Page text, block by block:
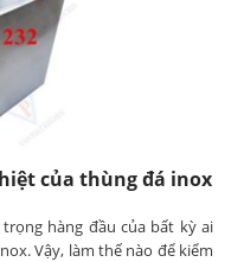
của thùng đá inox
hàng đầu của bất kỳ ai
Vậy, làm thế nào để kiểm